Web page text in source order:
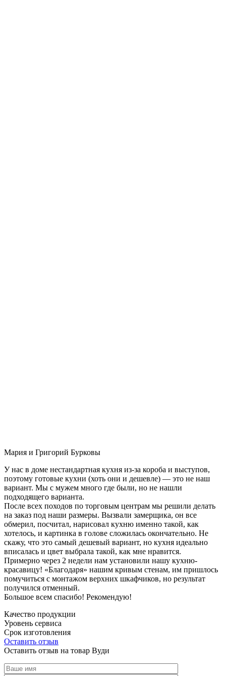
Мария и Григорий Бурковы
У нас в доме нестандартная кухня из-за короба и выступов,
поэтому готовые кухни (хоть они и дешевле) — это не наш
вариант. Мы с мужем много где были, но не нашли
подходящего варианта.
После всех походов по торговым центрам мы решили делать
на заказ под наши размеры. Вызвали замерщика, он все
обмерил, посчитал, нарисовал кухню именно такой, как
хотелось, и картинка в голове сложилась окончательно. Не
скажу, что это самый дешевый вариант, но кухня идеально
вписалась и цвет выбрала такой, как мне нравится.
Примерно через 2 недели нам установили нашу кухню-
красавицу! «Благодаря» нашим кривым стенам, им пришлось
помучиться с монтажом верхних шкафчиков, но результат
получился отменный.
Большое всем спасибо! Рекомендую!
Качество продукции
Уровень сервиса
Срок изготовления
Оставить отзыв
Оставить отзыв на товар Вуди